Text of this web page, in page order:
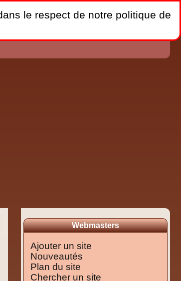
Webmasters
Ajouter un site
Nouveautés
Plan du site
Chercher un site
le respect de notre politique de